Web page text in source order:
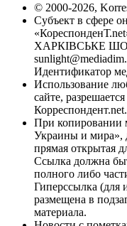
© 2000-2026,
Субъект в сфере
ХАРКІВСЬКЕ
Идентификатор
Использование
сайте,
Корреспондент.net.
При копировании
Украины и мира»,
прямая открытая
Ссылка должна
полного либо
Гиперссылка (для
размещена в
материала.